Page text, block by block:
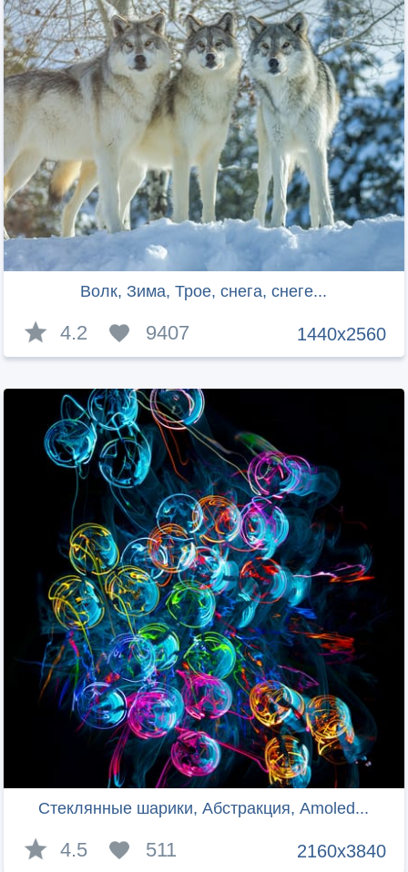
Волк, Зима, Трое, снега, снеге...
1440x2560
4.2 9407
Стеклянные шарики, Абстракция, Amoled...
2160x3840
4.5 511